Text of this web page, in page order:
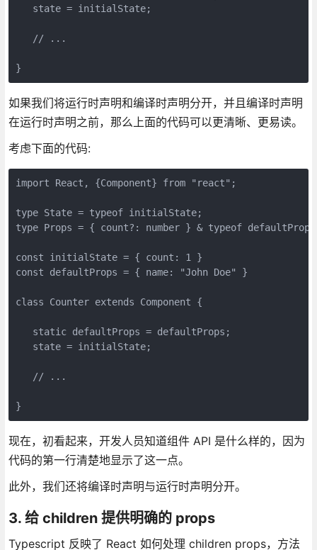
   state = initialState;
   // ...
}
如果我们将运行时声明和编译时声明分开，并且编译时声明
在运行时声明之前，那么上面的代码可以更清晰、更易读。
考虑下面的代码:
import React, {Component} from "react";
type State = typeof initialState;
type Props = { count?: number } & typeof defaultProps
const initialState = { count: 1 }
const defaultProps = { name: "John Doe" }
class Counter extends Component {
   static defaultProps = defaultProps;
   state = initialState;
   // ...
}
现在，初看起来，开发人员知道组件 API 是什么样的，因为
代码的第一行清楚地显示了这一点。
此外，我们还将编译时声明与运行时声明分开。
3. 给 children 提供明确的 props
Typescript 反映了 React 如何处理 children props，方法